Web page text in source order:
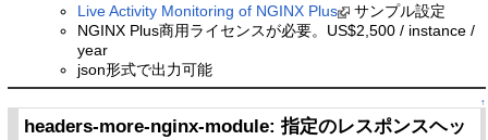
Live Activity Monitoring of NGINX Plus
サンプル設定
NGINX Plus商用ライセンスが必要。US$2,500 / instance /
year
json形式で出力可能
↑
headers-more-nginx-module: 指定のレスポンスヘッ